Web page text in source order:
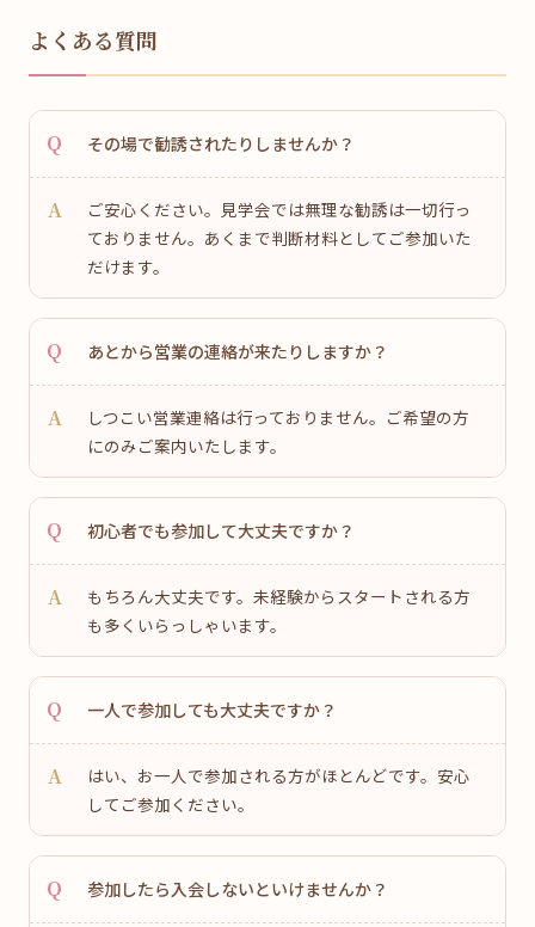
よくある質問
その場で勧誘されたりしませんか？
ご安心ください。見学会では無理な勧誘は一切行っ
ておりません。あくまで判断材料としてご参加いた
だけます。
あとから営業の連絡が来たりしますか？
しつこい営業連絡は行っておりません。ご希望の方
にのみご案内いたします。
初心者でも参加して大丈夫ですか？
もちろん大丈夫です。未経験からスタートされる方
も多くいらっしゃいます。
一人で参加しても大丈夫ですか？
はい、お一人で参加される方がほとんどです。安心
してご参加ください。
参加したら入会しないといけませんか？